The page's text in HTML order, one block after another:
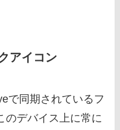
アイコン
で同期されているフ
のデバイス上に常に